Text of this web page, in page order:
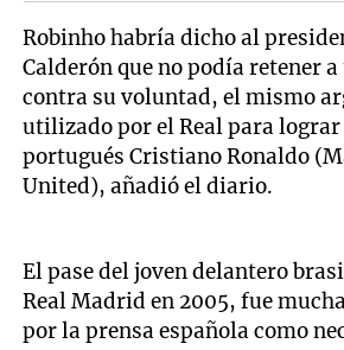
Robinho habría dicho al
Calderón que no podía retener
contra su voluntad, el mismo
utilizado por el Real para
portugués Cristiano Ronaldo
United), añadió el diario.
El pase del joven delantero
Real Madrid en 2005, fue
por la prensa española como